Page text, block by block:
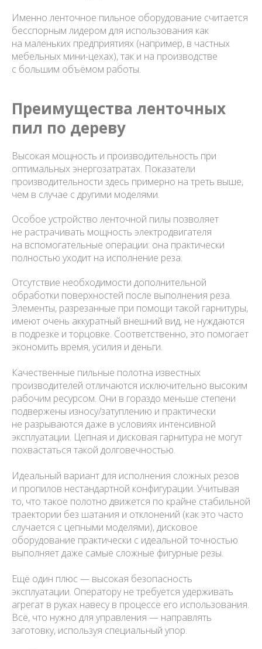
Именно ленточное пильное оборудование считается
бесспорным лидером для использования как
на маленьких предприятиях (например, в частных
мебельных мини-цехах), так и на производстве
с большим объёмом работы.
Преимущества ленточных
пил по дереву
Высокая мощность и производительность при
оптимальных энергозатратах. Показатели
производительности здесь примерно на треть выше,
чем в случае с другими моделями.
Особое устройство ленточной пилы позволяет
не растрачивать мощность электродвигателя
на вспомогательные операции: она практически
полностью уходит на исполнение реза.
Отсутствие необходимости дополнительной
обработки поверхностей после выполнения реза.
Элементы, разрезанные при помощи такой гарнитуры,
имеют очень аккуратный внешний вид, не нуждаются
в подрезке и торцовке. Соответственно, это помогает
экономить время, усилия и деньги.
Качественные пильные полотна известных
производителей отличаются исключительно высоким
рабочим ресурсом. Они в гораздо меньше степени
подвержены износу/затуплению и практически
не разрываются даже в условиях интенсивной
эксплуатации. Цепная и дисковая гарнитура не могут
похвастаться такой долговечностью.
Идеальный вариант для исполнения сложных резов
и пропилов нестандартной конфигурации. Учитывая
то, что такое полотно движется по крайне стабильной
траектории без шатания и отклонений (как это часто
случается с цепными моделями), дисковое
оборудование практически с идеальной точностью
выполняет даже самые сложные фигурные резы.
Ещё один плюс — высокая безопасность
эксплуатации. Оператору не требуется удерживать
агрегат в руках навесу в процессе его использования.
Всё, что нужно для управления — направлять
заготовку, используя специальный упор.